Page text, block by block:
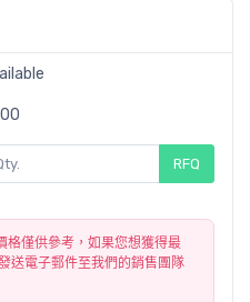
RFQ
格僅供參考，如果您想獲得最
送電子郵件至我們的銷售團隊